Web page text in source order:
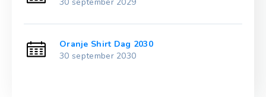
Oranje Shirt Dag 2030
30 september 2030